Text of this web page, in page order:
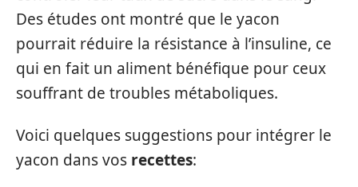
Des études ont montré que le yacon
pourrait réduire la résistance à l’insuline, ce
qui en fait un aliment bénéfique pour ceux
souffrant de troubles métaboliques.
Voici quelques suggestions pour intégrer le
yacon dans vos recettes: